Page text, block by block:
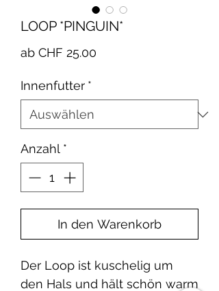
LOOP *PINGUIN*
ab CHF 25.00
Innenfutter *
Anzahl *
In den Warenkorb
Der Loop ist kuschelig um
den Hals und hält schön warm